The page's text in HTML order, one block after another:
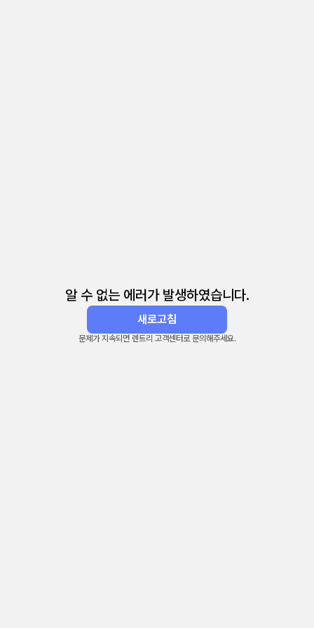
알 수 없는 에러가 발생하였습니다.
새로고침
문제가 지속되면 렌트리 고객센터로 문의해주세요.